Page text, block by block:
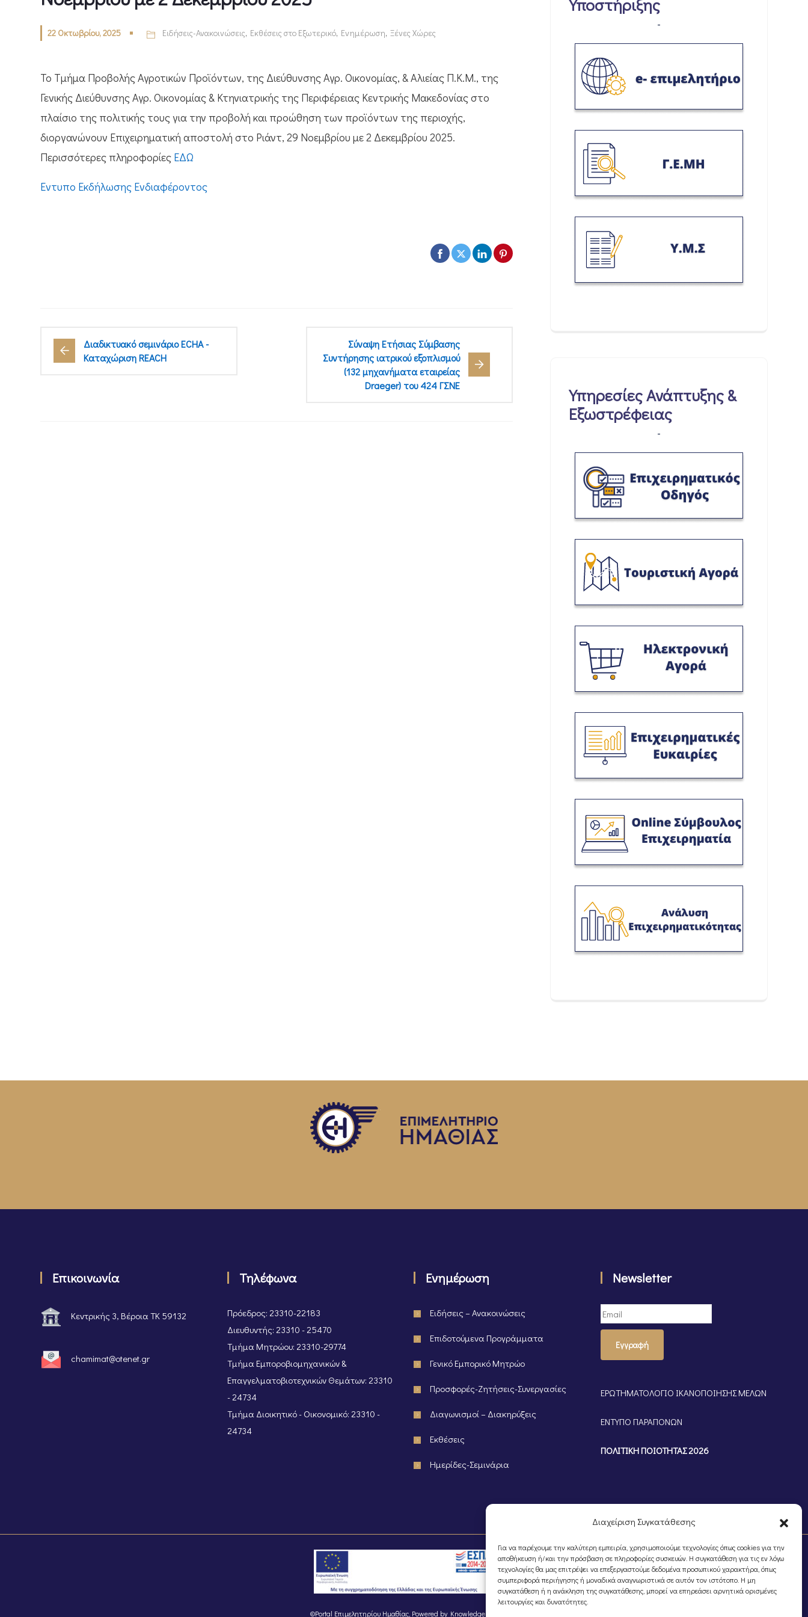
Διαχείριση Συγκατάθεσης
Για να παρέχουμε την καλύτερη εμπειρία, χρησιμοποιούμε τεχνολογίες όπως cookies για την
αποθήκευση ή/και την πρόσβαση σε πληροφορίες συσκευών. Η συγκατάθεση για τις εν λόγω
τεχνολογίες θα μας επιτρέψει να επεξεργαστούμε δεδομένα προσωπικού χαρακτήρα, όπως
συμπεριφορά περιήγησης ή μοναδικά αναγνωριστικά σε αυτόν τον ιστότοπο. Η μη
συγκατάθεση ή η ανάκληση της συγκατάθεσης, μπορεί να επηρεάσει αρνητικά ορισμένες
λειτουργίες και δυνατότητες.
22 Οκτωβρίου, 2025 Ειδήσεις-Ανακοινώσεις, Εκθέσεις στο Εξωτερικό, Ενημέρωση, Ξένες Χώρες
Το Τμήμα Προβολής Αγροτικών Προϊόντων, της Διεύθυνσης Αγρ. Οικονομίας, & Αλιείας Π.Κ.Μ., της
Γενικής Διεύθυνσης Αγρ. Οικονομίας & Κτηνιατρικής της Περιφέρειας Κεντρικής Μακεδονίας στο
πλαίσιο της πολιτικής τους για την προβολή και προώθηση των προϊόντων της περιοχής,
διοργανώνουν Επιχειρηματική αποστολή στο Ριάντ, 29 Νοεμβρίου με 2 Δεκεμβρίου 2025.
Περισσότερες πληροφορίες ΕΔΩ
Έντυπο Εκδήλωσης Ενδιαφέροντος
Διαδικτυακό σεμινάριο ECHA -
Καταχώριση REACH
Σύναψη Ετήσιας Σύμβασης
Συντήρησης ιατρικού εξοπλισμού
(132 μηχανήματα εταιρείας
Draeger) του 424 ΓΣΝΕ
Υποστήριξης
-
Υπηρεσίες Ανάπτυξης &
Εξωστρέφειας
-
Επικοινωνία
Κεντρικής 3, Βέροια ΤΚ 59132
chamimat@otenet.gr
Τηλέφωνα
Πρόεδρος: 23310-22183
Διευθυντής: 23310 - 25470
Τμήμα Μητρώου: 23310-29774
Τμήμα Εμποροβιομηχανικών &
Επαγγελματοβιοτεχνικών Θεμάτων: 23310
- 24734
Τμήμα Διοικητικό - Οικονομικό: 23310 -
24734
Ενημέρωση
Ειδήσεις – Ανακοινώσεις
Επιδοτούμενα Προγράμματα
Γενικό Εμπορικό Μητρώο
Προσφορές-Ζητήσεις-Συνεργασίες
Διαγωνισμοί – Διακηρύξεις
Εκθέσεις
Ημερίδες-Σεμινάρια
Newsletter
Εγγραφή
ΕΡΩΤΗΜΑΤΟΛΟΓΙΟ ΙΚΑΝΟΠΟΙΗΣΗΣ ΜΕΛΩΝ
ΕΝΤΥΠΟ ΠΑΡΑΠΟΝΩΝ
ΠΟΛΙΤΙΚΗ ΠΟΙΟΤΗΤΑΣ 2026
©Portal Επιμελητηρίου Ημαθίας, Powered by Knowledge A.E.